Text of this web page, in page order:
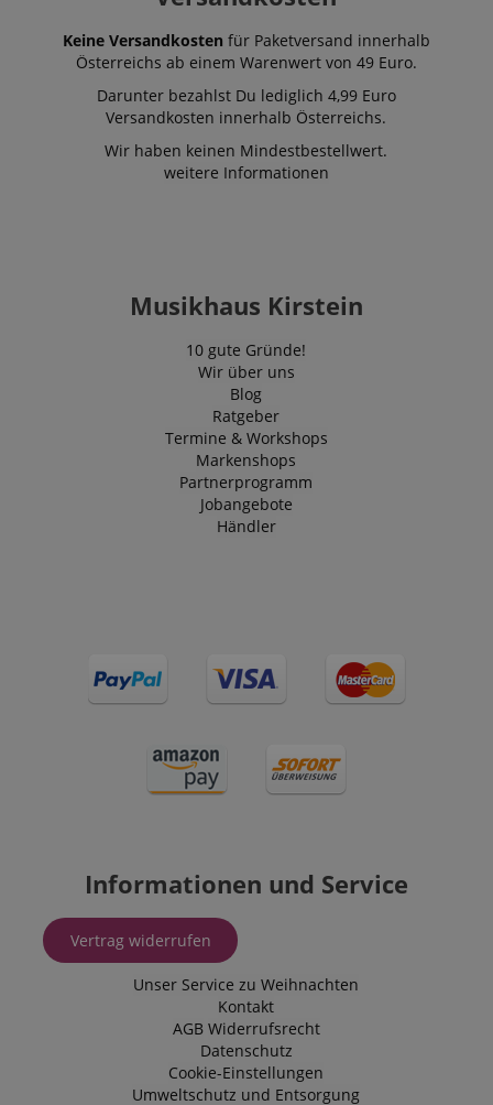
Keine Versandkosten für Paketversand innerhalb
Österreichs ab einem Warenwert von 49 Euro.
Darunter bezahlst Du lediglich 4,99 Euro
Versandkosten innerhalb Österreichs.
Wir haben keinen Mindestbestellwert.
weitere Informationen
Musikhaus Kirstein
10 gute Gründe!
Wir über uns
Blog
Ratgeber
Termine & Workshops
Markenshops
Partnerprogramm
Jobangebote
Händler
Informationen und Service
Vertrag widerrufen
Unser Service zu Weihnachten
Kontakt
AGB Widerrufsrecht
Datenschutz
Cookie-Einstellungen
Umweltschutz und Entsorgung